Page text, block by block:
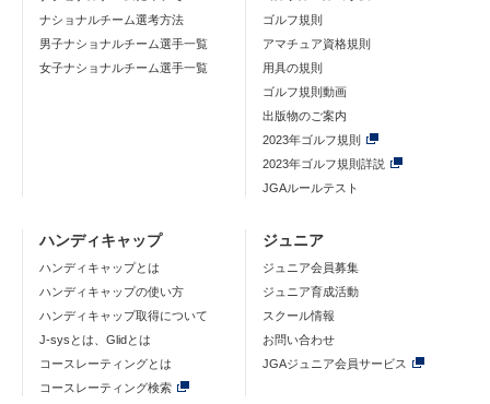
ナショナルチーム選考方法
男子ナショナルチーム選手一覧
女子ナショナルチーム選手一覧
ゴルフ規則
アマチュア資格規則
用具の規則
ゴルフ規則動画
出版物のご案内
2023年ゴルフ規則
2023年ゴルフ規則詳説
JGAルールテスト
ハンディキャップ
ハンディキャップとは
ハンディキャップの使い方
ハンディキャップ取得について
J-sysとは、Glidとは
コースレーティングとは
コースレーティング検索
ジュニア
ジュニア会員募集
ジュニア育成活動
スクール情報
お問い合わせ
JGAジュニア会員サービス